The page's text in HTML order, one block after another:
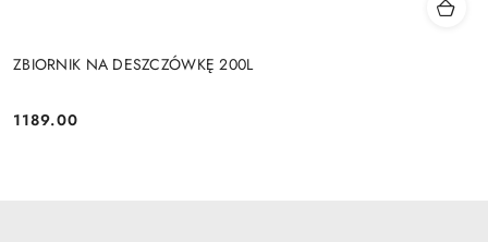
ZBIORNIK NA DESZCZÓWKĘ 200L
Cena:
1189.00